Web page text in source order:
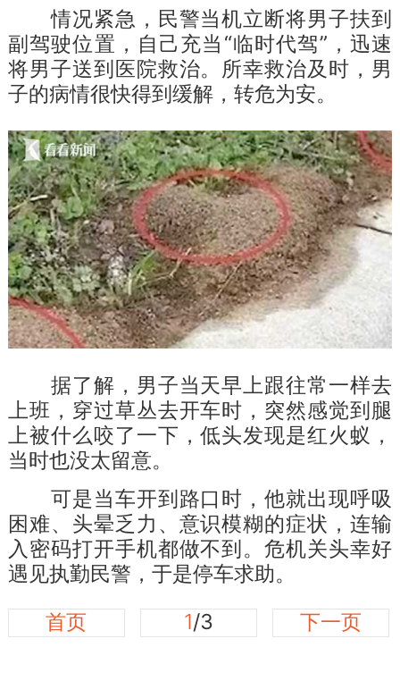
情况紧急，民警当机立断将男子扶到
副驾驶位置，自己充当“临时代驾”，迅速
将男子送到医院救治。所幸救治及时，男
子的病情很快得到缓解，转危为安。
据了解，男子当天早上跟往常一样去
上班，穿过草丛去开车时，突然感觉到腿
上被什么咬了一下，低头发现是红火蚁，
当时也没太留意。
可是当车开到路口时，他就出现呼吸
困难、头晕乏力、意识模糊的症状，连输
入密码打开手机都做不到。危机关头幸好
遇见执勤民警，于是停车求助。
首页
1/3 下一页